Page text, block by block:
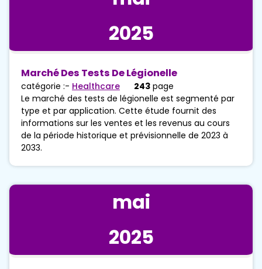
2025
Marché Des Tests De Légionelle
catégorie :- Healthcare 243 page
Le marché des tests de légionelle est segmenté par
type et par application. Cette étude fournit des
informations sur les ventes et les revenus au cours
de la période historique et prévisionnelle de 2023 à
2033.
mai
2025